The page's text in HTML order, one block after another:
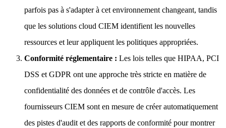
parfois pas à s'adapter à cet environnement changeant, tandis
que les solutions cloud CIEM identifient les nouvelles
ressources et leur appliquent les politiques appropriées.
Conformité réglementaire : Les lois telles que HIPAA, PCI
DSS et GDPR ont une approche très stricte en matière de
confidentialité des données et de contrôle d'accès. Les
fournisseurs CIEM sont en mesure de créer automatiquement
des pistes d'audit et des rapports de conformité pour montrer